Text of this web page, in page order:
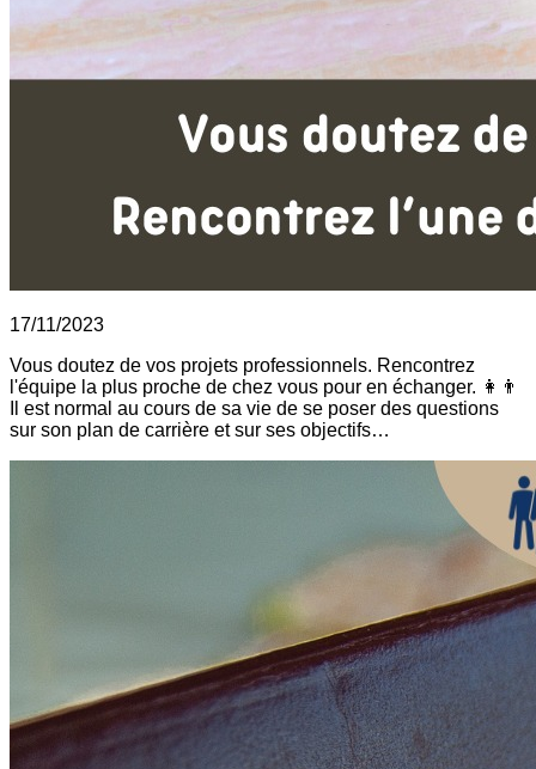
17/11/2023
Vous doutez de vos projets professionnels. Rencontrez
l'équipe la plus proche de chez vous pour en échanger. 👩👨
Il est normal au cours de sa vie de se poser des questions
sur son plan de carrière et sur ses objectifs…